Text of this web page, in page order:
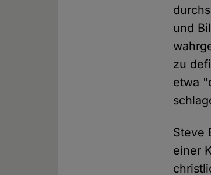
und
zu
etwa
Steve
einer